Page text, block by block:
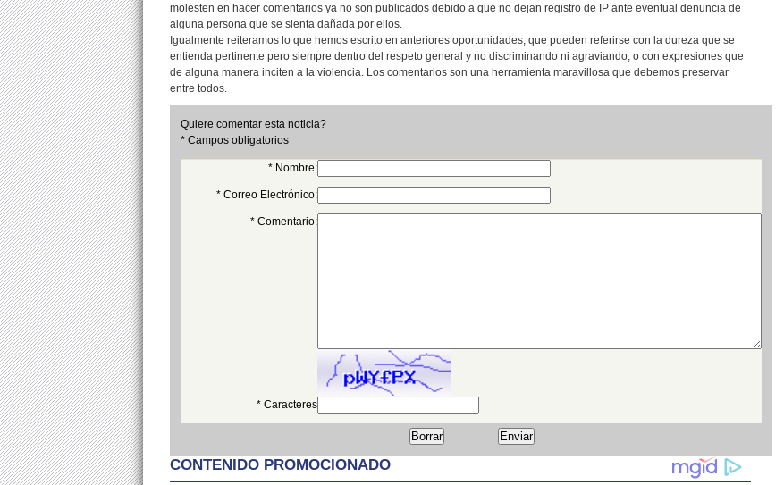
molesten en hacer comentarios ya no son publicados debido a que no dejan registro de IP ante eventual denuncia de
alguna persona que se sienta dañada por ellos.
Igualmente reiteramos lo que hemos escrito en anteriores oportunidades, que pueden referirse con la dureza que se
entienda pertinente pero siempre dentro del respeto general y no discriminando ni agraviando, o con expresiones que
de alguna manera inciten a la violencia. Los comentarios son una herramienta maravillosa que debemos preservar
entre todos.
Quiere comentar esta noticia?
* Campos obligatorios
* Nombre:
* Correo Electrónico:
* Comentario:
* Caracteres